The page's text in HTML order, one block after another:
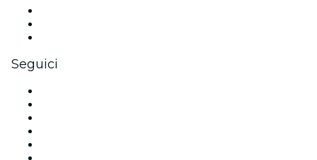
Seguici